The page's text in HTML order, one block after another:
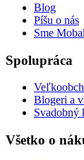
Blog
Píšu o nás
Sme
Spolupráca
Blogeri a
Svadobný
Všetko o